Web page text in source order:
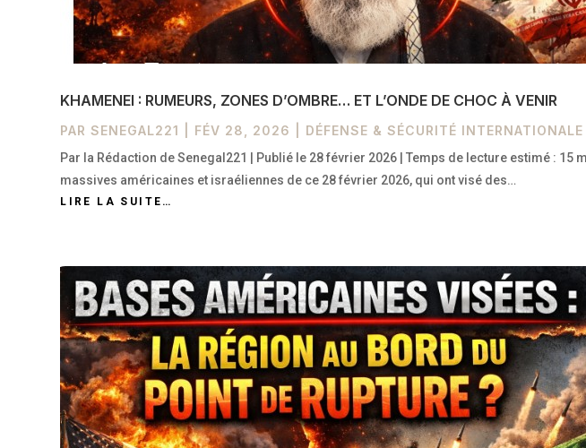
KHAMENEI : RUMEURS, ZONES D’OMBRE… ET L’ONDE DE CHOC À VENIR
PARSENEGAL221 FÉV 28, 2026 DÉFENSE & SÉCURITÉ INTERNATIONALE
Par la Rédaction de Senegal221 | Publié le 28 février 2026 | Temps de lecture estimé :
massives américaines et israéliennes de ce 28 février 2026, qui ont visé des…
LIRE LA SUITE…